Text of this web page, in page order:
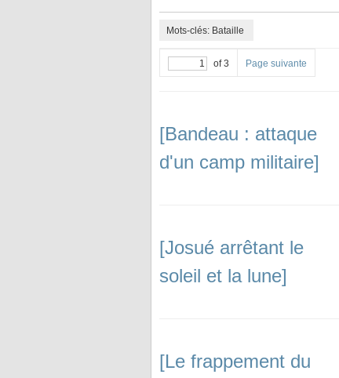
Mots-clés: Bataille
of 3 Page suivante
[Bandeau : attaque
d'un camp militaire]
[Josué arrêtant le
soleil et la lune]
[Le frappement du